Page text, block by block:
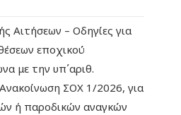
Αιτήσεων – Οδηγίες για
εποχικού
με την υπ΄αριθ.
ΣΟΧ 1/2026, για
ή παροδικών αναγκών